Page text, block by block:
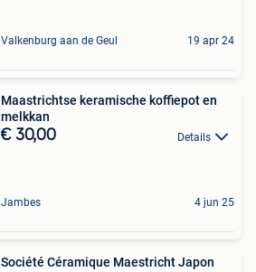
Valkenburg aan de Geul 19 apr 24
Maastrichtse keramische koffiepot en
melkkan
€ 30,00 Details
Jambes 4 jun 25
Société Céramique Maestricht Japon